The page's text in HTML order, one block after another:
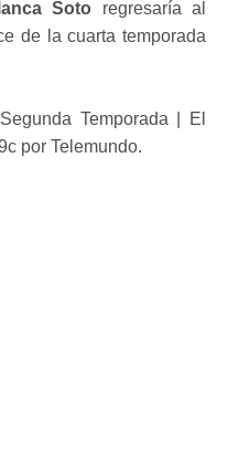
Soto regresaría al
de la cuarta temporada
Temporada | El
por Telemundo.